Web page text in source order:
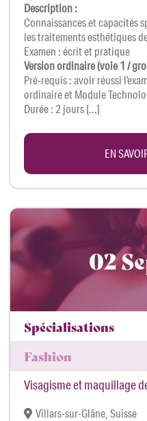
Description :
Connaissances et capacités
les traitements esthétiques
Examen : écrit et pratique
Version ordinaire (voie 1 /
Pré-requis : avoir réussi
ordinaire et Module
Durée : 2 jours [...]
EN
02
Spécialisations
Fashion
Visagisme et maquillage
Villars-sur-Glâne, Suisse